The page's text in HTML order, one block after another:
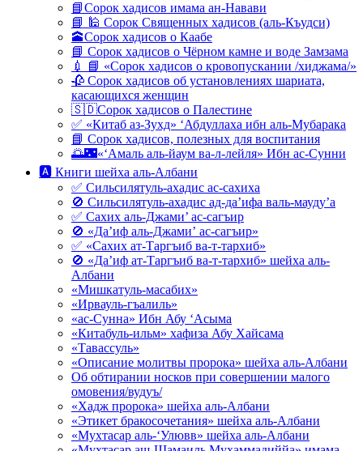
📘Сорок хадисов имама ан-Навави
📘 🕌 Сорок Священных хадисов (аль-Къудси)
🕋Сорок хадисов о Каабе
📘 Сорок хадисов о Чёрном камне и воде Замзама
💉 📘 «Сорок хадисов о кровопускании /хиджама/»
🥀 Сорок хадисов об установлениях шариата,
касающихся женщин
🇸🇩Сорок хадисов о Палестине
✅ «Китаб аз-Зухд» ‘Абдуллаха ибн аль-Мубарака
📘 Сорок хадисов, полезных для воспитания
🌅🌃«‘Амаль аль-йаум ва-л-лейля» Ибн ас-Сунни
🅰 Книги шейха аль-Албани
✅ Сильсилятуль-ахадис ас-сахиха
🚫 Сильсилятуль-ахадис ад-да’ифа валь-мауду’а
✅ Сахих аль-Джами’ ас-сагъир
🚫 «Да’иф аль-Джами’ ас-сагъир»
✅ «Сахих ат-Таргъиб ва-т-тархиб»
🚫 «Да’иф ат-Таргъиб ва-т-тархиб» шейха аль-
Албани
«Мишкатуль-масабих»
«Ирвауль-гъалиль»
«ас-Сунна» Ибн Абу ‘Асыма
«Китабуль-ильм» хафиза Абу Хайсама
«Тавассуль»
«Описание молитвы пророка» шейха аль-Албани
Об обтирании носков при совершении малого
омовения/вудуъ/
«Хадж пророка» шейха аль-Албани
«Этикет бракосочетания» шейха аль-Албани
«Мухтасар аль-‘Улювв» шейха аль-Албани